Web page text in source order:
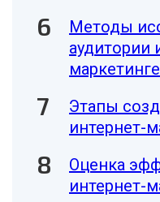
Методы
аудитории
маркетинге
Этапы
интернет-
Оценка
интернет-